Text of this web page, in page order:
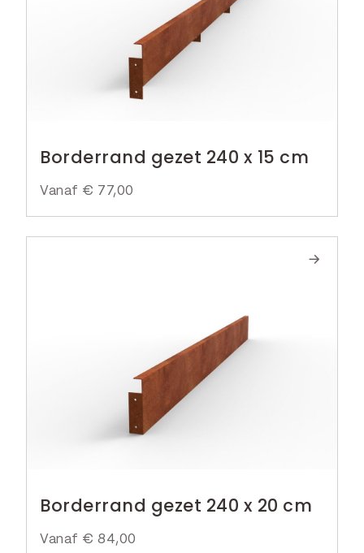
Borderrand gezet 240 x 15 cm
Vanaf € 77,00
Borderrand gezet 240 x 20 cm
Vanaf € 84,00